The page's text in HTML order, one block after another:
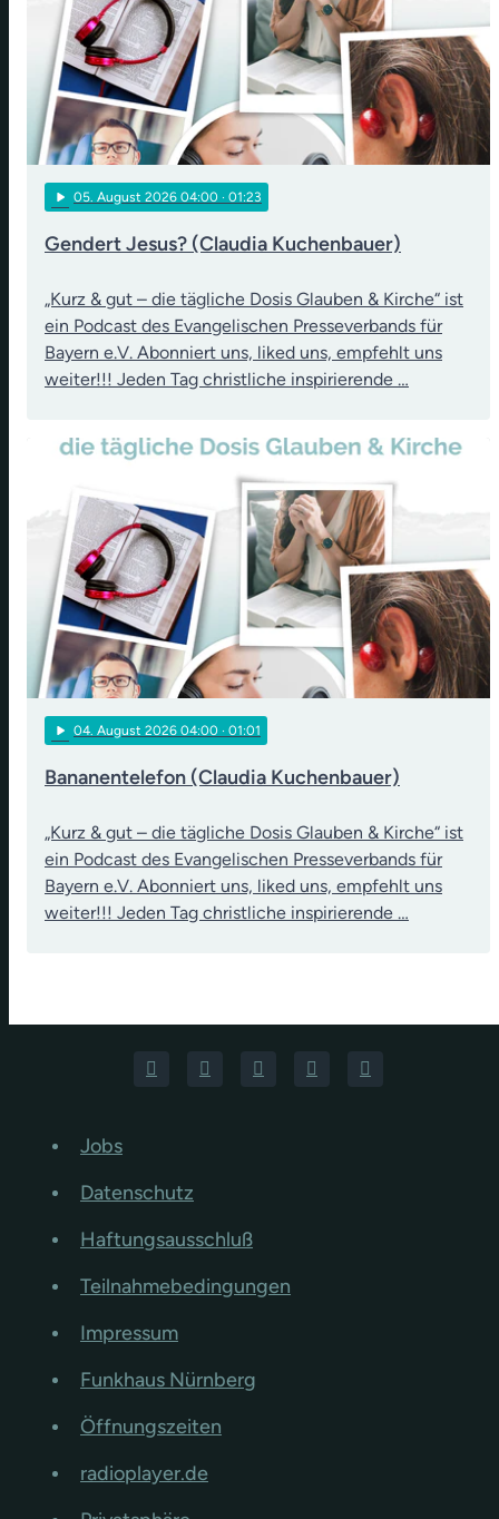
play_arrow 05. August 2026 04:00 · 01:23
Gendert Jesus? (Claudia Kuchenbauer)
„Kurz & gut – die tägliche Dosis Glauben & Kirche“ ist
ein Podcast des Evangelischen Presseverbands für
Bayern e.V. Abonniert uns, liked uns, empfehlt uns
weiter!!! Jeden Tag christliche inspirierende …
play_arrow 04. August 2026 04:00 · 01:01
Bananentelefon (Claudia Kuchenbauer)
„Kurz & gut – die tägliche Dosis Glauben & Kirche“ ist
ein Podcast des Evangelischen Presseverbands für
Bayern e.V. Abonniert uns, liked uns, empfehlt uns
weiter!!! Jeden Tag christliche inspirierende …
Jobs
Datenschutz
Haftungsausschluß
Teilnahmebedingungen
Impressum
Funkhaus Nürnberg
Öffnungszeiten
radioplayer.de